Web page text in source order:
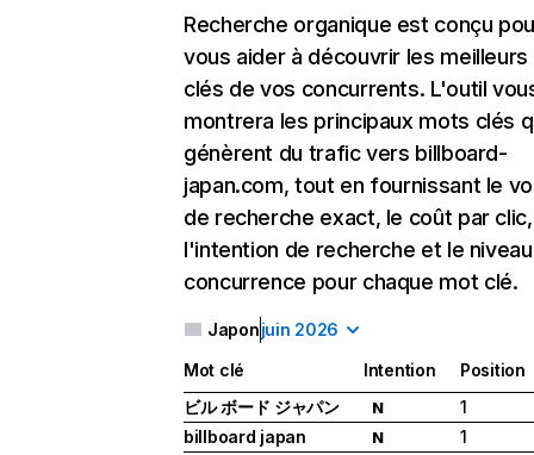
Recherche organique est conçu
vous aider à découvrir les
clés de vos concurrents. L'outil
montrera les principaux mots clés
génèrent du trafic vers billboard-
japan.com, tout en fournissant le
de recherche exact, le coût par clic,
l'intention de recherche et le
concurrence pour chaque mot clé.
Japonjuin 2026
Mot clé Intention
Position
ビル ボード ジャパン
N
1
billboard japan
N
1